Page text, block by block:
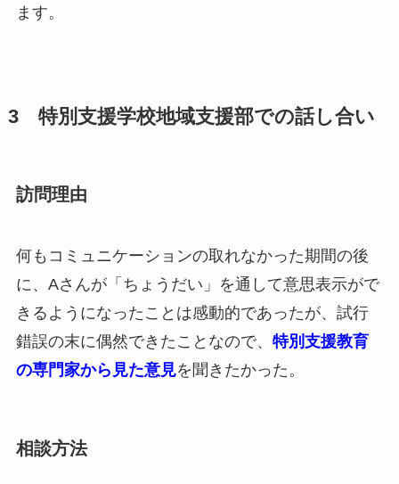
ます。
3 特別支援学校地域支援部での話し合い
訪問理由
何もコミュニケーションの取れなかった期間の後
に、Aさんが「ちょうだい」を通して意思表示がで
きるようになったことは感動的であったが、試行
錯誤の末に偶然できたことなので、 特別支援教育
の専門家から見た意見を聞きたかった。
相談方法